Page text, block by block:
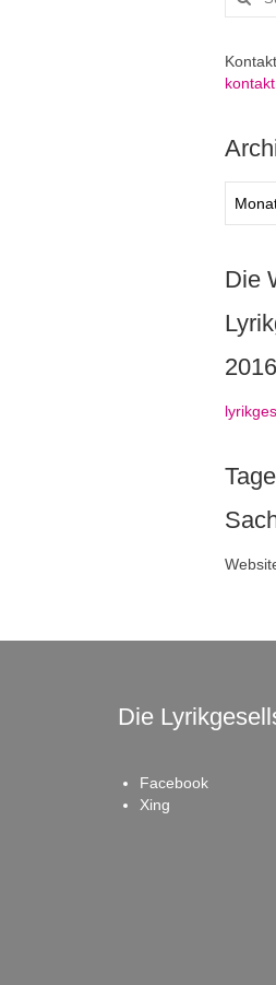
nach:
Die
2016
Die
Facebook
Xing